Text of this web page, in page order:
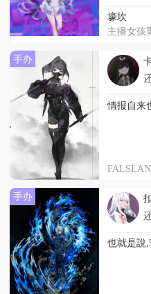
壕坎
手办
情报自来
手办
也就是說